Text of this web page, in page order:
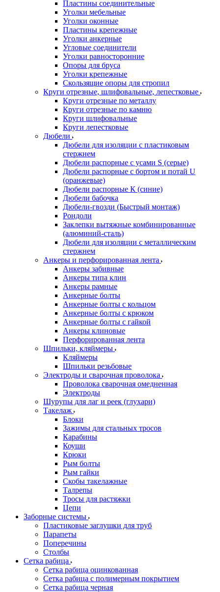
Пластины соединительные
Уголки мебельные
Уголки оконные
Пластины крепежные
Уголки анкерные
Угловые соединители
Уголки равносторонние
Опоры для бруса
Уголки крепежные
Скользящие опоры для стропил
Круги отрезные, шлифовальные, лепестковые
Круги отрезные по металлу
Круги отрезные по камню
Круги шлифовальные
Круги лепестковые
Дюбели
Дюбели для изоляции с пластиковым
стержнем
Дюбели распорные с усами S (серые)
Дюбели распорные c бортом и потай U
(оранжевые)
Дюбели распорные К (синие)
Дюбели бабочка
Дюбели-гвозди (Быстрый монтаж)
Рондоли
Заклепки вытяжные комбинированные
(алюминий-сталь)
Дюбели для изоляции с металлическим
стержнем
Анкеры и перфорированная лента
Анкеры забивные
Анкеры типа клин
Анкеры рамные
Анкерные болты
Анкерные болты с кольцом
Анкерные болты с крюком
Анкерные болты с гайкой
Анкеры клиновые
Перфорированная лента
Шпильки, кляймеры
Кляймеры
Шпильки резьбовые
Электроды и сварочная проволока
Проволока сварочная омедненная
Электроды
Шурупы для лаг и реек (глухари)
Такелаж
Блоки
Зажимы для стальных тросов
Карабины
Коуши
Крюки
Рым болты
Рым гайки
Скобы такелажные
Талрепы
Тросы для растяжки
Цепи
Заборные системы
Пластиковые заглушки для труб
Парапеты
Поперечины
Столбы
Сетка рабица
Сетка рабица оцинкованная
Сетка рабица с полимерным покрытием
Сетка рабица черная